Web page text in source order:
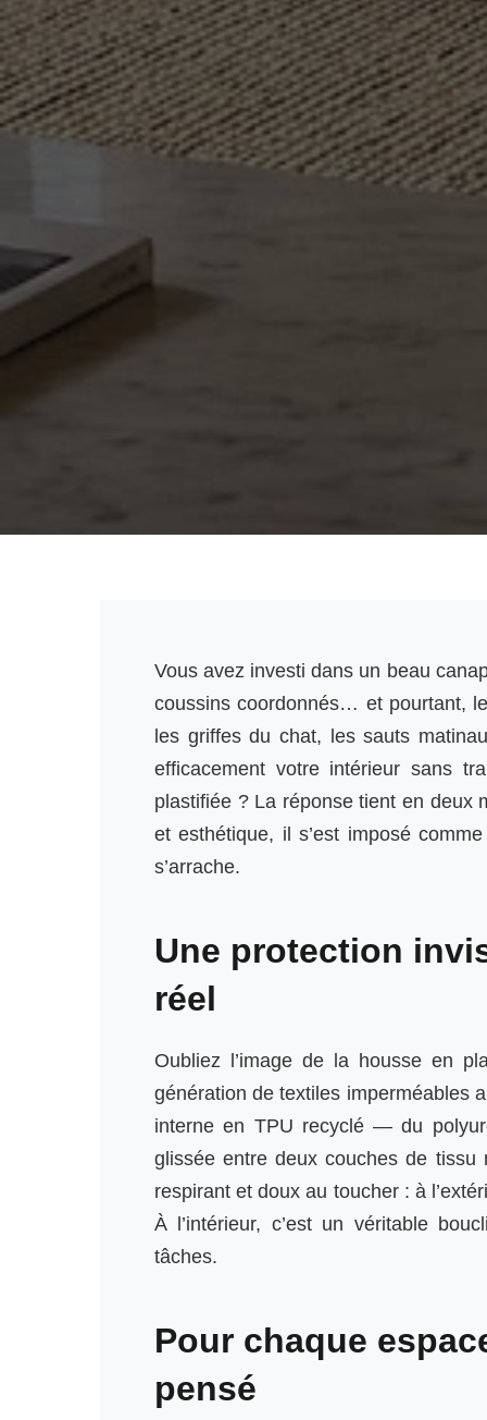
Vous avez investi dans un beau
coussins coordonnés… et pourtant,
les griffes du chat, les sauts
efficacement votre intérieur sans
plastifiée ? La réponse tient en deux
et esthétique, il s’est imposé
s’arrache.
Une protection
réel
Oubliez l’image de la housse en
génération de textiles imperméables
interne en TPU recyclé — du
glissée entre deux couches de
respirant et doux au toucher : à
À l’intérieur, c’est un véritable
tâches.
Pour chaque
pensé